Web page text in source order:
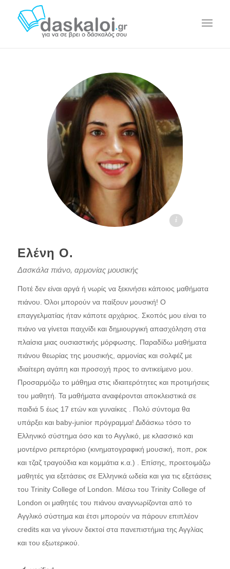
Ελένη Ο. daskaloi.gr
Ελένη Ο.
Δασκάλα πιάνο, αρμονίας μουσικής
Ποτέ δεν είναι αργά ή νωρίς να ξεκινήσει κάποιος μαθήματα
πιάνου. Όλοι μπορούν να παίξουν μουσική! Ο
επαγγελματίας ήταν κάποτε αρχάριος. Σκοπός μου είναι το
πιάνο να γίνεται παιχνίδι και δημιουργική απασχόληση στα
πλαίσια μιας ουσιαστικής μόρφωσης. Παραδίδω μαθήματα
πιάνου θεωρίας της μουσικής, αρμονίας και σολφέζ με
ιδιαίτερη αγάπη και προσοχή προς το αντικείμενο μου.
Προσαρμόζω το μάθημα στις ιδιαιτερότητες και προτιμήσεις
του μαθητή. Τα μαθήματα αναφέρονται αποκλειστικά σε
παιδιά 5 έως 17 ετών και γυναίκες . Πολύ σύντομα θα
υπάρξει και baby-junior πρόγραμμα! Διδάσκω τόσο το
Ελληνικό σύστημα όσο και το Αγγλικό, με κλασσικό και
μοντέρνο ρεπερτόριο (κινηματογραφική μουσική, ποπ, ροκ
και τζαζ τραγούδια και κομμάτια κ.α.) . Επίσης, προετοιμάζω
μαθητές για εξετάσεις σε Ελληνικά ωδεία και για τις εξετάσεις
του Trinity College of London. Μέσω του Trinity College of
London οι μαθητές του πιάνου αναγνωρίζονται από το
Αγγλικό σύστημα και έτσι μπορούν να πάρουν επιπλέον
credits και να γίνουν δεκτοί στα πανεπιστήμια της Αγγλίας
και του εξωτερικού.